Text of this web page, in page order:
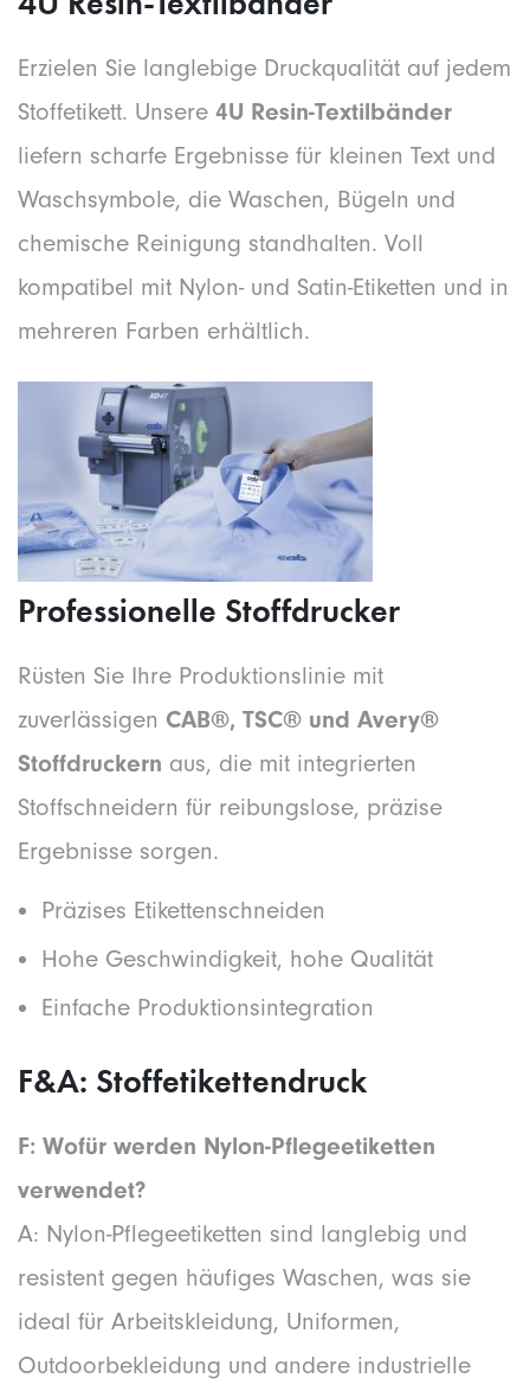
Erzielen Sie langlebige Druckqualität auf jedem
Stoffetikett. Unsere 4U Resin-Textilbänder
liefern scharfe Ergebnisse für kleinen Text und
Waschsymbole, die Waschen, Bügeln und
chemische Reinigung standhalten. Voll
kompatibel mit Nylon- und Satin-Etiketten und in
mehreren Farben erhältlich.
Professionelle Stoffdrucker
Rüsten Sie Ihre Produktionslinie mit
zuverlässigen CAB®, TSC® und Avery®
Stoffdruckern aus, die mit integrierten
Stoffschneidern für reibungslose, präzise
Ergebnisse sorgen.
Präzises Etikettenschneiden
Hohe Geschwindigkeit, hohe Qualität
Einfache Produktionsintegration
F&A: Stoffetikettendruck
F: Wofür werden Nylon-Pflegeetiketten
verwendet?
A: Nylon-Pflegeetiketten sind langlebig und
resistent gegen häufiges Waschen, was sie
ideal für Arbeitskleidung, Uniformen,
Outdoorbekleidung und andere industrielle